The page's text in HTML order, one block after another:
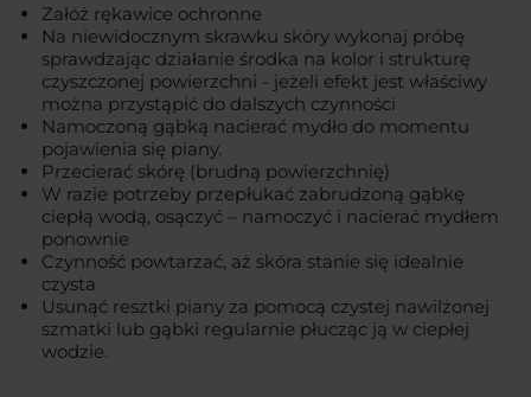
Załóż rękawice ochronne
Na niewidocznym skrawku skóry wykonaj próbę
sprawdzając działanie środka na kolor i strukturę
czyszczonej powierzchni - jeżeli efekt jest właściwy
można przystąpić do dalszych czynności
Namoczoną gąbką nacierać mydło do momentu
pojawienia się piany.
Przecierać skórę (brudną powierzchnię)
W razie potrzeby przepłukać zabrudzoną gąbkę
ciepłą wodą, osączyć – namoczyć i nacierać mydłem
ponownie
Czynność powtarzać, aż skóra stanie się idealnie
czysta
Usunąć resztki piany za pomocą czystej nawilżonej
szmatki lub gąbki regularnie płucząc ją w ciepłej
wodzie.